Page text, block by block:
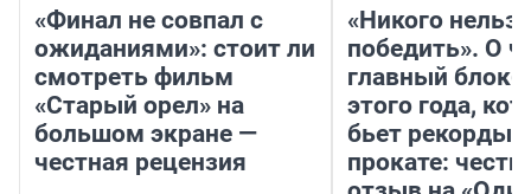
«Финал не совпал с
ожиданиями»: стоит ли
смотреть фильм
«Старый орел» на
большом экране —
честная рецензия
«Никого нельзя
победить». О
главный
этого года,
бьет рекорды в
прокате: